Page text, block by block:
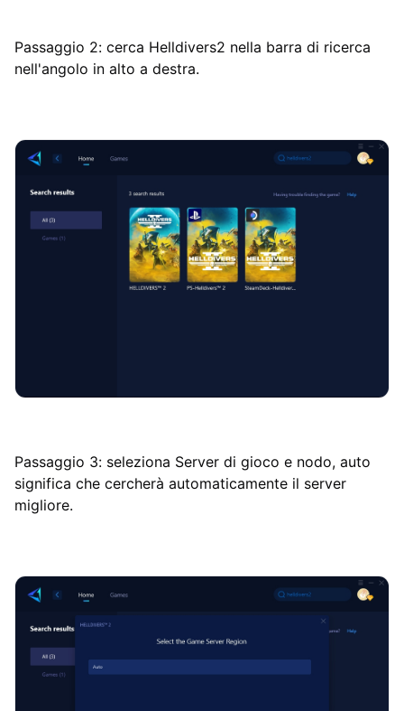
Passaggio 2: cerca Helldivers2 nella barra di ricerca
nell'angolo in alto a destra.
Passaggio 3: seleziona Server di gioco e nodo, auto
significa che cercherà automaticamente il server
migliore.